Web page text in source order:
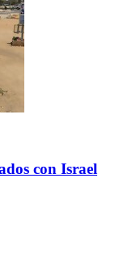
con Israel